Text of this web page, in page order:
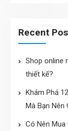
Recent
Shop online
thiết kế?
Khám Phá
Mà Bạn Nên
Có Nên Mua